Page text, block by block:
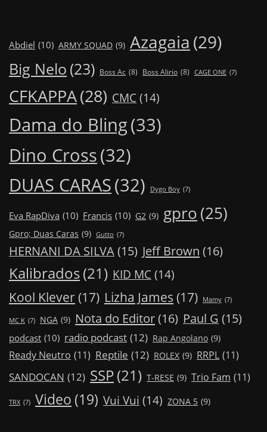
Abdiel (10) ARMY SQUAD (9) Azagaia (29)
Big Nelo (23) Boss Ac (8) Boss Alirio (8) CAGE ONE (7)
CFKAPPA(28) CMC (14)
Dama do Bling(33)
Dino Cross(32)
DUAS CARAS(32) Dygo Boy (7)
Eva RapDiva (10) Francis (10) G2 (9) gpro(25)
Gpro; Duas Caras (9) Gutto (7)
HERNANI DA SILVA(15) Jeff Brown (16)
Kalibrados(21) KID MC (14)
Kool Klever (17) Lizha James (17) Mamy (7)
MC K (7) NGA (9) Nota do Editor(16) Paul G (15)
podcast (10) radio podcast (12) Rap Angolano (9)
Ready Neutro (11) Reptile (12) ROLEX (9) RRPL (11)
SANDOCAN (12) SSP(21) T-RESE (9) Trio Fam (11)
TRX (7) Video (19) Vui Vui (14) ZONA 5 (9)